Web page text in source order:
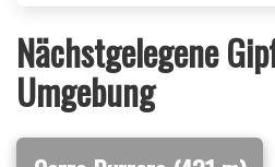
Nächstgelegene
Umgebung